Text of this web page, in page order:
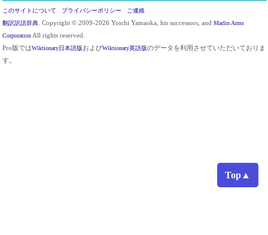
Top▲
このサイトについて プライバシーポリシー
ご連絡
翻訳訳語辞典 . Copyright © 2009-2026 Yoichi Yamaoka, his successors, and Marlin Arms
Corporation All rights reserved.
Pro版ではWiktionary日本語版およびWiktionary英語版のデータを利用させていただいておりま
す。